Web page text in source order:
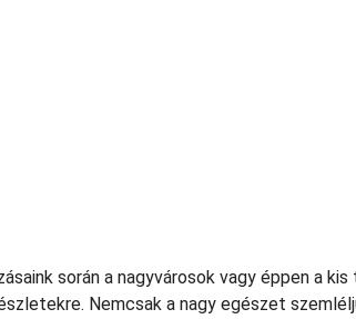
során a nagyvárosok vagy éppen a
Nemcsak a nagy egészet